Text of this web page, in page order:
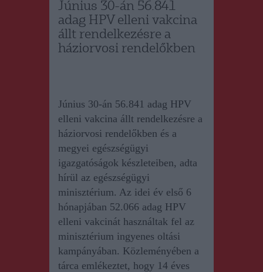
Június 30-án 56.841
adag HPV elleni vakcina
állt rendelkezésre a
háziorvosi rendelőkben
Június 30-án 56.841 adag HPV
elleni vakcina állt rendelkezésre a
háziorvosi rendelőkben és a
megyei egészségügyi
igazgatóságok készleteiben, adta
hírül az egészségügyi
minisztérium. Az idei év első 6
hónapjában 52.066 adag HPV
elleni vakcinát használtak fel az
minisztérium ingyenes oltási
kampányában. Közleményében a
tárca emlékeztet, hogy 14 éves